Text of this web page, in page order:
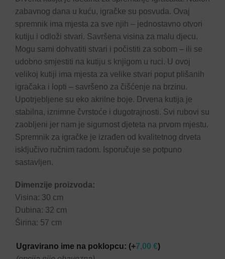
zabavnog dana u kuću, igračke su posvuda. Ovaj
spremnik ima mjesta za sve njih – jednostavno otvori
kutiju i odloži stvari. Savršena visina za malu djecu.
Mogu sami dohvatiti stvari i počistiti za sobom – ili se
udobno smjestiti na kutiju s knjigom u ruci. U ovoj
velikoj kutiji ima mjesta za velike stvari poput plišanih
igračaka i lopti – savršeno za čišćenje na brzinu.
Upotrjebljene su eko akrilne boje. Drvena kutija je
stabilna, iznimne čvrstoće i dugotrajnosti. Svi rubovi su
zaobljeni jer nam je sigurnost djeteta na prvom mjestu.
Spremnik za igračke je izrađen od kvalitetnog drveta
isključivo ručnim radom. Isporučuje se potpuno
sastavljen.
Dimenzije proizvoda:
Visina: 30 cm
Dubina: 32 cm
Širina: 57 cm
Ugravirano ime na poklopcu: (+7,00 €)